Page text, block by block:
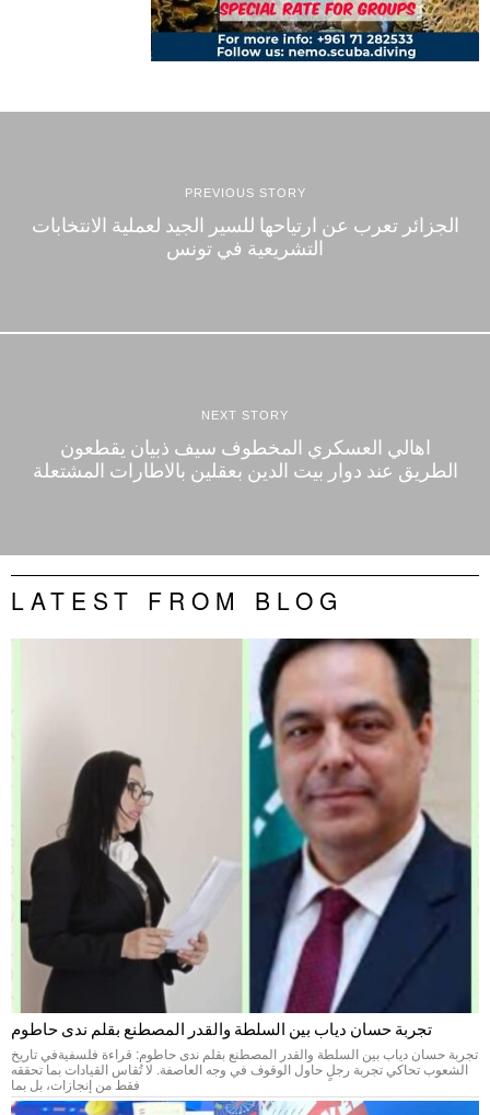
PREVIOUS STORY
الجزائر تعرب عن ارتياحها للسير الجيد لعملية الانتخابات
التشريعية في تونس
NEXT STORY
اهالي العسكري المخطوف سيف ذبيان يقطعون
الطريق عند دوار بيت الدين بعقلين بالاطارات المشتعلة
LATEST FROM BLOG
تجربة حسان دياب بين السلطة والقدر المصطنع بقلم ندى حاطوم
تجربة حسان دياب بين السلطة والقدر المصطنع بقلم ندى حاطوم: قراءة فلسفيةفي تاريخ
الشعوب تحاكي تجربة رجلٍ حاول الوقوف في وجه العاصفة. لا تُقاس القيادات بما تحققه
فقط من إنجازات، بل بما